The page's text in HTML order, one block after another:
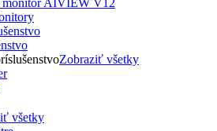
Zobraziť všetky
všetky